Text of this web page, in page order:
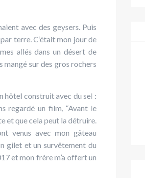
avec des geysers. Puis
terre. C’était mon jour de
allés dans un désert de
mangé sur des gros rochers
hôtel construit avec du sel :
regardé un film, “Avant le
et que cela peut la détruire.
venus avec mon gâteau
gilet et un survêtement du
et mon frère m’a offert un